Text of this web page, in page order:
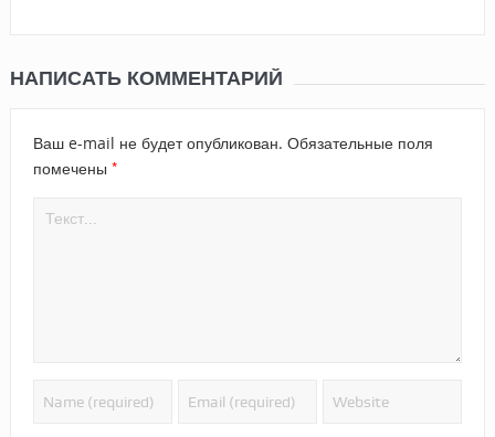
НАПИСАТЬ КОММЕНТАРИЙ
Ваш e-mail не будет опубликован. Обязательные поля
помечены *